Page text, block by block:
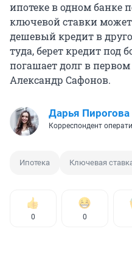
ипотеке в одном банке
ключевой ставки
дешевый кредит в
туда, берет кредит под
погашает долг в первом
Александр Сафонов.
Дарья Пирогова
Корреспондент
Ипотека Ключевая
0 0